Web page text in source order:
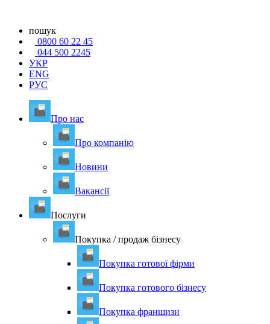
пошук
0800 60 22 45
044 500 2245
УКР
ENG
РУС
Про нас
Про компанію
Новини
Вакансії
Послуги
Покупка / продаж бізнесу
Покупка готової фірми
Покупка готового бізнесу
Покупка франшизи